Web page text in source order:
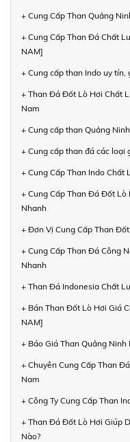
+ Cung Cấp Than Quảng
+ Cung Cấp Than Đá Chất
NAM]
+ Cung cấp than Indo uy
+ Than Đá Đốt Lò Hơi Chất
Nam
+ Cung cấp than Quảng
+ Cung cấp than đá các loại
+ Cung Cấp Than Indo Chất
+ Cung Cấp Than Đá Đốt Lò
Nhanh
+ Đơn Vị Cung Cấp Than
+ Cung Cấp Than Đá Công
Nhanh
+ Than Đá Indonesia Chất
+ Bán Than Đốt Lò Hơi Giá
NAM]
+ Báo Giá Than Quảng
+ Chuyên Cung Cấp Than
Nam
+ Công Ty Cung Cấp Than
+ Than Đá Đốt Lò Hơi Giúp
Nào?